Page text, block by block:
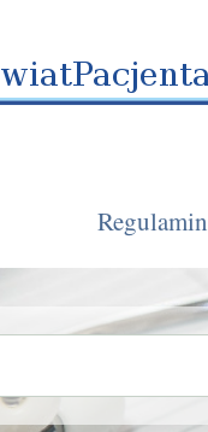
Regulamin